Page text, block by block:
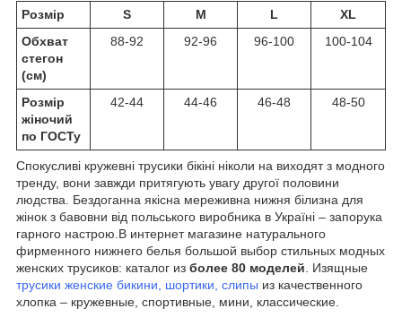
Розмір
S M L
XL
Обхват
стегон
(см)
88-92 92-96 96-100 100-104
Розмір
жіночий
по ГОСТу
42-44 44-46 46-48 48-50
Спокусливі кружевні трусики бікіні ніколи на виходят з модного
тренду, вони завжди притягують увагу другої половини
людства. Бездоганна якісна мереживна нижня білизна для
жінок з бавовни від польського виробника в Україні – запорука
гарного настрою.В интернет магазине натурального
фирменного нижнего белья большой выбор стильных модных
женских трусиков: каталог из более 80 моделей . Изящные
трусики женские бикини, шортики, слипы из качественного
хлопка – кружевные, спортивные, мини, классические.